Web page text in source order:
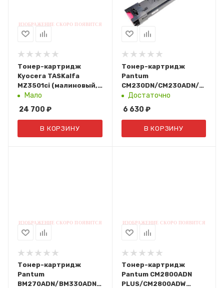
Тонер-картридж
Kyocera TASKalfa
MZ3501ci (малиновый,
24К.) TK-
Мало
24 700 ₽
В КОРЗИНУ
Тонер-картридж
Pantum
CM230DN/CM230ADN/
(2К. Magenta) CTL-
Достаточно
6 630 ₽
В КОРЗИНУ
Тонер-картридж
Pantum
BM270ADN/BM330ADN/BM420ADN
Тонер-картридж
Pantum CM2800ADN
PLUS/CM2800ADW